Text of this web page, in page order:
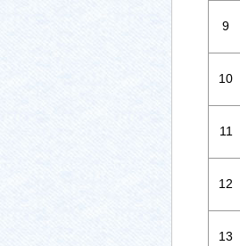
9
10
11
12
13